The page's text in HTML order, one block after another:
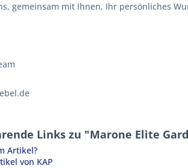
gemeinsam mit Ihnen, Ihr persönliches
Links zu "Marone Elite
Artikel?
von KAP